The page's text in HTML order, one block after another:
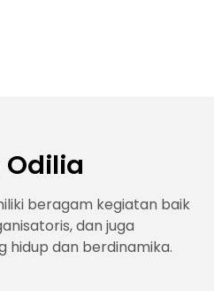
Odilia
beragam kegiatan baik
dan juga
hidup dan berdinamika.